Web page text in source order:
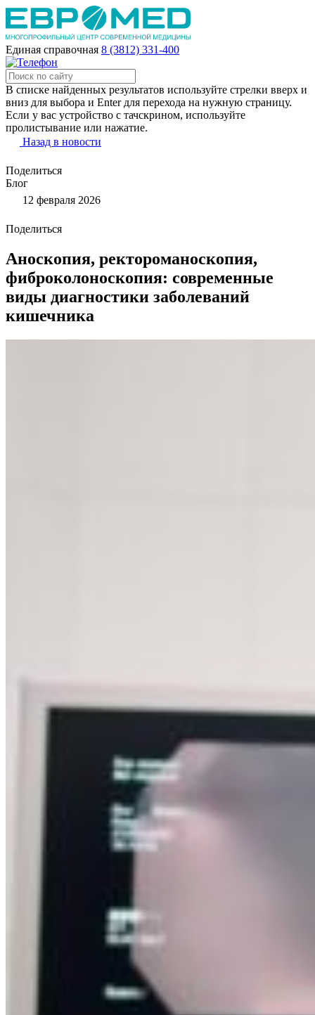
Единая справочная 8 (3812) 331-400
В списке найденных результатов используйте стрелки вверх и
вниз для выбора и Enter для перехода на нужную страницу.
Если у вас устройство с тачскрином, используйте
пролистывание или нажатие.
Назад в новости
Поделиться
Блог
12 февраля 2026
Поделиться
Аноскопия, ректороманоскопия,
фиброколоноскопия: современные
виды диагностики заболеваний
кишечника